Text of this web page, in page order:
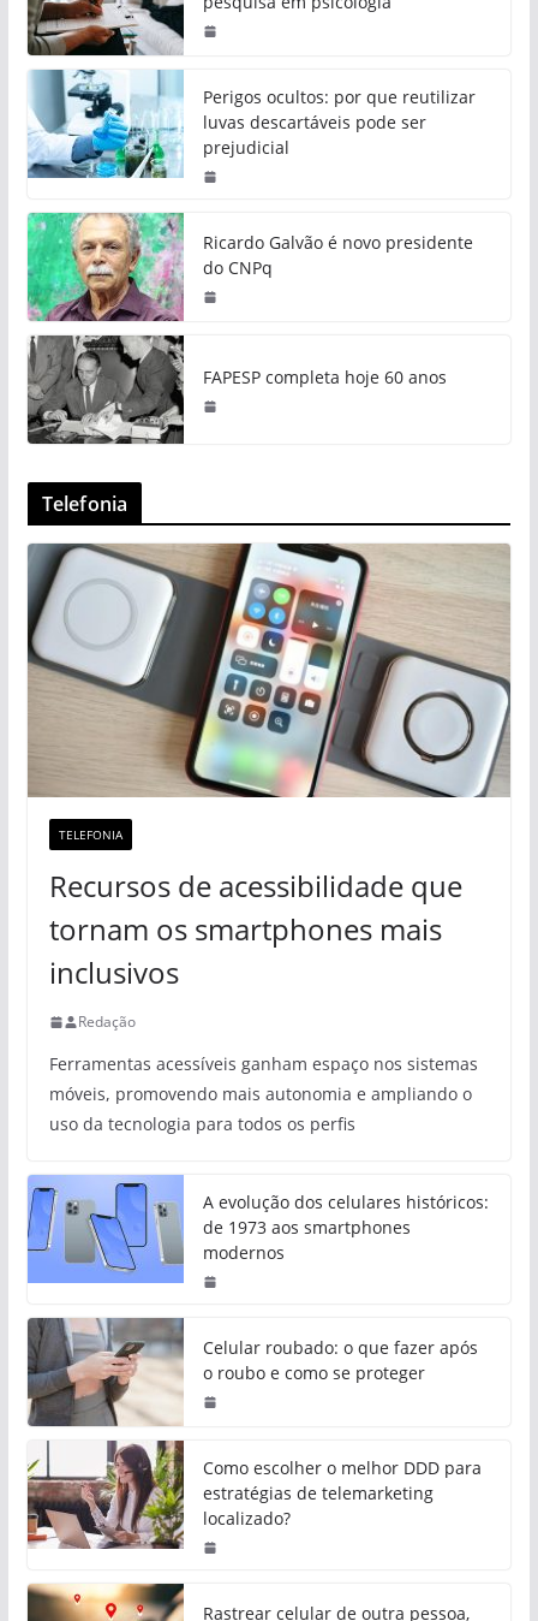
Perigos ocultos: por que reutilizar
luvas descartáveis pode ser
prejudicial
Ricardo Galvão é novo presidente
do CNPq
FAPESP completa hoje 60 anos
Telefonia
TELEFONIA
Recursos de acessibilidade que
tornam os smartphones mais
inclusivos
Redação
Ferramentas acessíveis ganham espaço nos sistemas
móveis, promovendo mais autonomia e ampliando o
uso da tecnologia para todos os perfis
A evolução dos celulares históricos:
de 1973 aos smartphones
modernos
Celular roubado: o que fazer após
o roubo e como se proteger
Como escolher o melhor DDD para
estratégias de telemarketing
localizado?
Rastrear celular de outra pessoa,